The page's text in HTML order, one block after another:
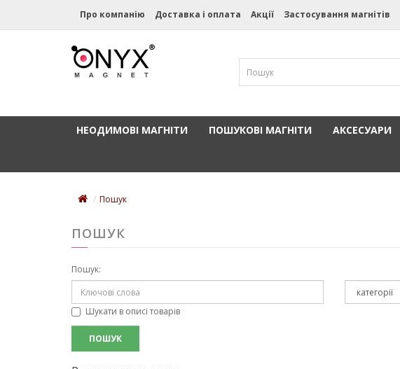
Про компанію Доставка і оплата Акції Застосування магнітів
НЕОДИМОВІ МАГНІТИ ПОШУКОВІ МАГНІТИ АКСЕСУАРИ
Пошук
ПОШУК
Пошук:
Шукати в описі товарів